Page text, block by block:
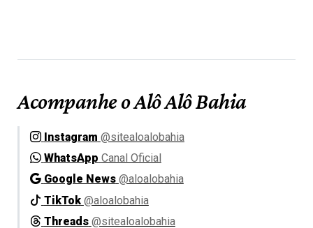
Acompanhe o Alô Alô Bahia
Instagram @sitealoalobahia
WhatsApp Canal Oficial
Google News @aloalobahia
TikTok @aloalobahia
Threads @sitealoalobahia